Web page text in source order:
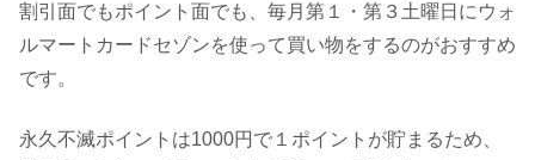
割引面でもポイント面でも、毎月第１・第３土曜日にウォ
ルマートカードセゾンを使って買い物をするのがおすすめ
です。
永久不滅ポイントは1000円で１ポイントが貯まるため、